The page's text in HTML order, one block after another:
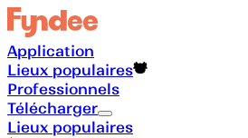
Application
Lieux populaires
Professionnels
Télécharger
Lieux populaires